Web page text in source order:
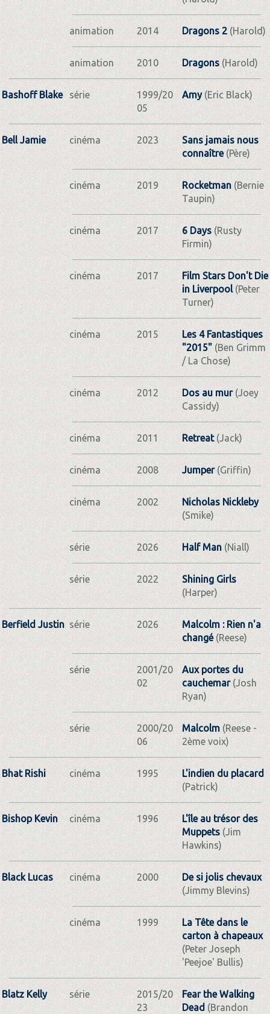
animation 2014 Dragons 2(Harold)
animation 2010 Dragons(Harold)
Bashoff Blake série
1999/20
05
Amy(Eric Black)
Bell Jamie cinéma 2023
Sans jamais nous
connaître(Père)
cinéma 2019 Rocketman(Bernie
Taupin)
cinéma 2017 6 Days(Rusty
Firmin)
cinéma 2017
Film Stars Don't Die
in Liverpool(Peter
Turner)
cinéma 2015
Les 4 Fantastiques
"2015"(Ben Grimm
/ La Chose)
cinéma 2012 Dos au mur(Joey
Cassidy)
cinéma 2011 Retreat(Jack)
cinéma 2008 Jumper(Griffin)
cinéma 2002
Nicholas Nickleby
(Smike)
série 2026 Half Man(Niall)
série 2022
Shining Girls
(Harper)
Berfield Justin série 2026
Malcolm : Rien n'a
changé(Reese)
série
2001/20
02
Aux portes du
cauchemar(Josh
Ryan)
série
2000/20
06
Malcolm(Reese -
2ème voix)
Bhat Rishi cinéma 1995
L'indien du placard
(Patrick)
Bishop Kevin cinéma 1996
L'île au trésor des
Muppets(Jim
Hawkins)
Black Lucas cinéma 2000
De si jolis chevaux
(Jimmy Blevins)
cinéma 1999
La Tête dans le
carton à chapeaux
(Peter Joseph
'Peejoe' Bullis)
Blatz Kelly série
2015/20
23
Fear the Walking
Dead (Brandon